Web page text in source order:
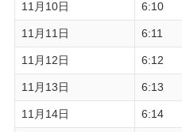
11月10日 6:10
11月11日 6:11
11月12日 6:12
11月13日 6:13
11月14日 6:14